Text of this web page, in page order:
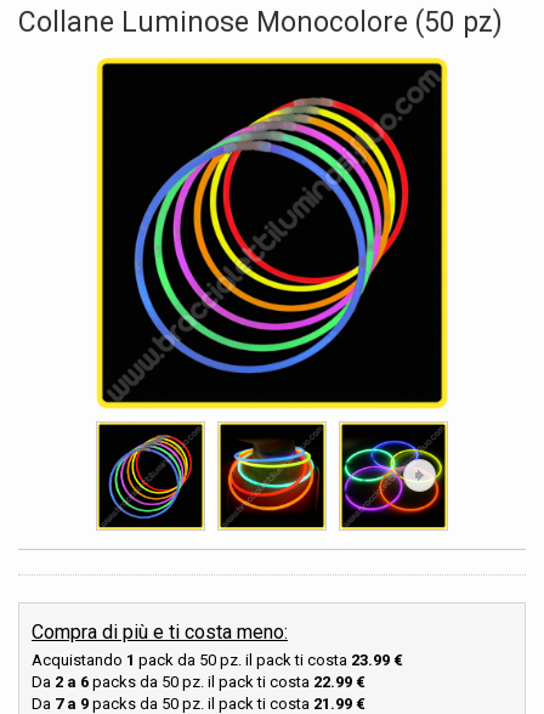
Collane Luminose Monocolore (50 pz)
Compra di più e ti costa meno:
Acquistando 1 pack da 50 pz. il pack ti costa 23.99 €
Da 2 a 6 packs da 50 pz. il pack ti costa 22.99 €
Da 7 a 9 packs da 50 pz. il pack ti costa 21.99 €